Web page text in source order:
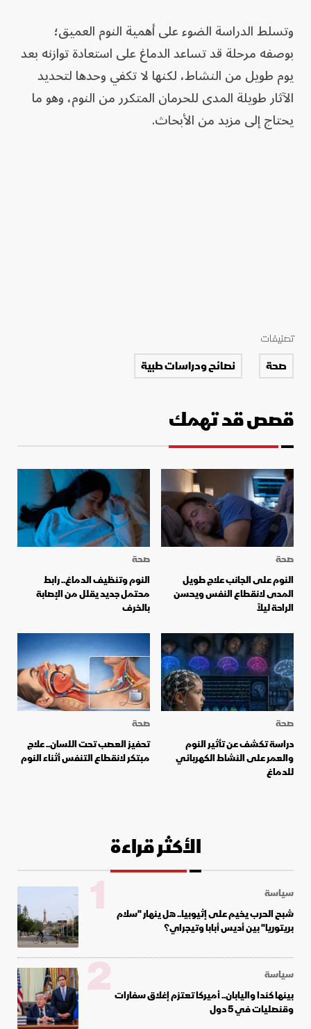
وتسلط الدراسة الضوء على أهمية النوم العميق؛
بوصفه مرحلة قد تساعد الدماغ على استعادة توازنه بعد
يوم طويل من النشاط، لكنها لا تكفي وحدها لتحديد
الآثار طويلة المدى للحرمان المتكرر من النوم، وهو ما
يحتاج إلى مزيد من الأبحاث.
تصنيفات
صحة نصائح ودراسات طبية
قصص قد تهمك
صحة
النوم على الجانب علاج طويل
المدى لانقطاع النفس ويحسن
الراحة ليلاً
صحة
النوم وتنظيف الدماغ.. رابط
محتمل جديد يقلل من الإصابة
بالخرف
صحة
دراسة تكشف عن تأثير النوم
والعمر على النشاط الكهربائي
للدماغ
صحة
تحفيز العصب تحت اللسان.. علاج
مبتكر لانقطاع التنفس أثناء النوم
الأكثر قراءة
سياسة
شبح الحرب يخيم على إثيوبيا.. هل ينهار "سلام
بريتوريا" بين أديس أبابا وتيجراي؟
1
سياسة
بينها كندا واليابان.. أميركا تعتزم إغلاق سفارات
وقنصليات في 5 دول
2